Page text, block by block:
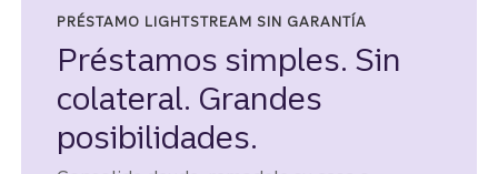
PRÉSTAMO LIGHTSTREAM SIN GARANTÍA
Préstamos simples. Sin
colateral. Grandes
posibilidades.